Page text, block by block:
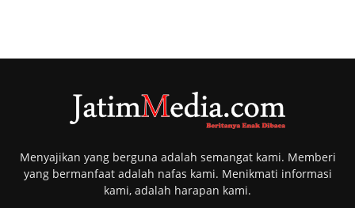
Menyajikan yang berguna adalah semangat kami. Memberi
yang bermanfaat adalah nafas kami. Menikmati informasi
kami, adalah harapan kami.